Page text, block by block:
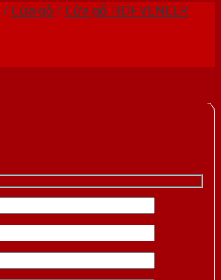
/Cửa gỗ /Cửa gỗ HDF VENEER